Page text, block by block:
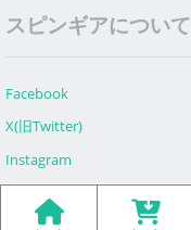
スピンギアについて
Facebook
X(旧Twitter)
Instagram